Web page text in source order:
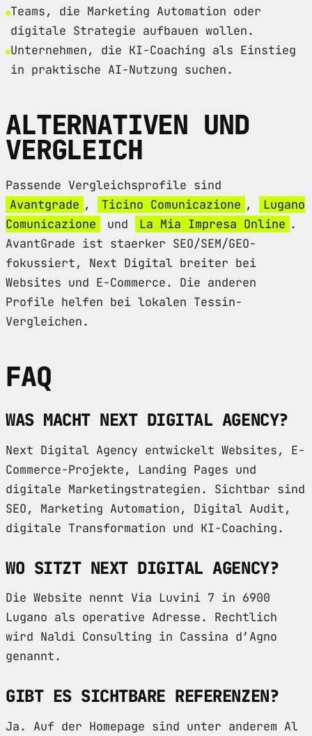
Teams, die Marketing Automation oder
digitale Strategie aufbauen wollen.
Unternehmen, die KI-Coaching als Einstieg
in praktische AI-Nutzung suchen.
ALTERNATIVEN UND
VERGLEICH
Passende Vergleichsprofile sind
Avantgrade , Ticino Comunicazione ,
Lugano
Comunicazione
und La Mia Impresa Online .
AvantGrade ist staerker SEO/SEM/GEO-
fokussiert, Next Digital breiter bei
Websites und E-Commerce. Die anderen
Profile helfen bei lokalen Tessin-
Vergleichen.
FAQ
WAS MACHT NEXT DIGITAL AGENCY?
Next Digital Agency entwickelt Websites, E-
Commerce-Projekte, Landing Pages und
digitale Marketingstrategien. Sichtbar sind
SEO, Marketing Automation, Digital Audit,
digitale Transformation und KI-Coaching.
WO SITZT NEXT DIGITAL AGENCY?
Die Website nennt Via Luvini 7 in 6900
Lugano als operative Adresse. Rechtlich
wird Naldi Consulting in Cassina d’Agno
genannt.
GIBT ES SICHTBARE REFERENZEN?
Ja. Auf der Homepage sind unter anderem Al